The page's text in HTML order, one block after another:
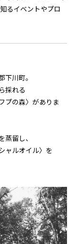
るイベントやプロ
川町。
採れる
プの森〉がありま
留し、
ャルオイル〉を